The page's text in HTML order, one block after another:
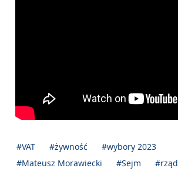
#VAT #żywność
#wybory 2023
#Mateusz Morawiecki
#Sejm #rząd